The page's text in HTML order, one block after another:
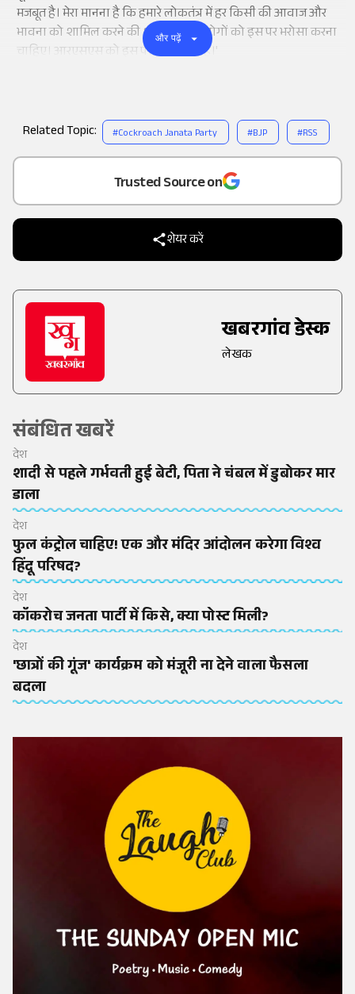
Add
as a
Trusted Source on
शेयर करें
खबरगांव डेस्क
लेखक
संबंधित खबरें
देश
शादी से पहले गर्भवती हुई बेटी, पिता ने चंबल में डुबोकर मार
डाला
देश
फुल कंट्रोल चाहिए! एक और मंदिर आंदोलन करेगा विश्व
हिंदू परिषद?
देश
कॉकरोच जनता पार्टी में किसे, क्या पोस्ट मिली?
देश
'छात्रों की गूंज' कार्यक्रम को मंजूरी ना देने वाला फैसला
बदला
मजबूत है। मेरा मानना ​​है कि हमारे लोकतंत्र में हर किसी की आवाज और
भावना को शामिल करने की क्षमता है और लोगों को इस पर भरोसा करना
चाहिए। आरएसएस को इस पर पूरा भरोसा है।'
और पढ़ें
Related Topic: #Cockroach Janata Party #BJP #RSS